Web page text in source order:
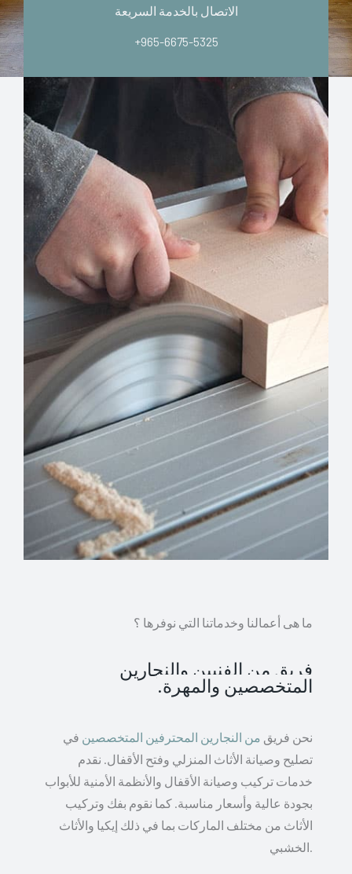
الاتصال بالخدمة السريعة
+965-6675-5325
ما هى أعمالنا وخدماتنا التي نوفرها ؟
فريق من الفنيين والنجارين
المتخصصين والمهرة.
نحن فريق من النجارين المحترفين المتخصصين في
تصليح وصيانة الأثاث المنزلي وفتح الأقفال. نقدم
خدمات تركيب وصيانة الأقفال والأنظمة الأمنية للأبواب
بجودة عالية وأسعار مناسبة. كما نقوم بفك وتركيب
الأثاث من مختلف الماركات بما في ذلك إيكيا والأثاث
الخشبي.